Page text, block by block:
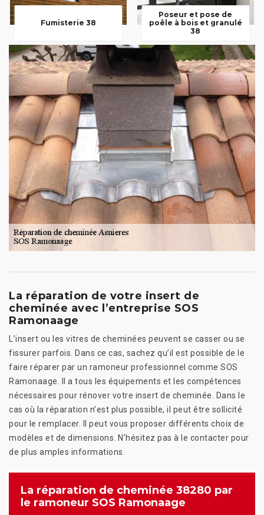
Fumisterie 38
Poseur et pose de
poêle à bois et granulé
38
La réparation de votre insert de
cheminée avec l’entreprise SOS
Ramonaage
L’insert ou les vitres de cheminées peuvent se casser ou se
fissurer parfois. Dans ce cas, sachez qu’il est possible de le
faire réparer par un ramoneur professionnel comme SOS
Ramonaage. Il a tous les équipements et les compétences
nécessaires pour rénover votre insert de cheminée. Dans le
cas où la réparation n’est plus possible, il peut être sollicité
pour le remplacer. Il peut vous proposer différents choix de
modèles et de dimensions. N’hésitez pas à le contacter pour
de plus amples informations.
La réparation de cheminée 38280 par
le ramoneur SOS Ramonaage